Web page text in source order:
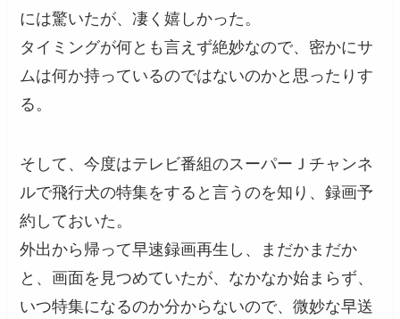
には驚いたが、凄く嬉しかった。
タイミングが何とも言えず絶妙なので、密かにサ
ムは何か持っているのではないのかと思ったりす
る。
そして、今度はテレビ番組のスーパーＪチャンネ
ルで飛行犬の特集をすると言うのを知り、録画予
約しておいた。
外出から帰って早速録画再生し、まだかまだか
と、画面を見つめていたが、なかなか始まらず、
いつ特集になるのか分からないので、微妙な早送